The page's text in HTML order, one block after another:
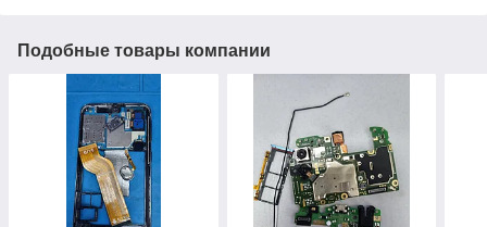
Подобные товары компании